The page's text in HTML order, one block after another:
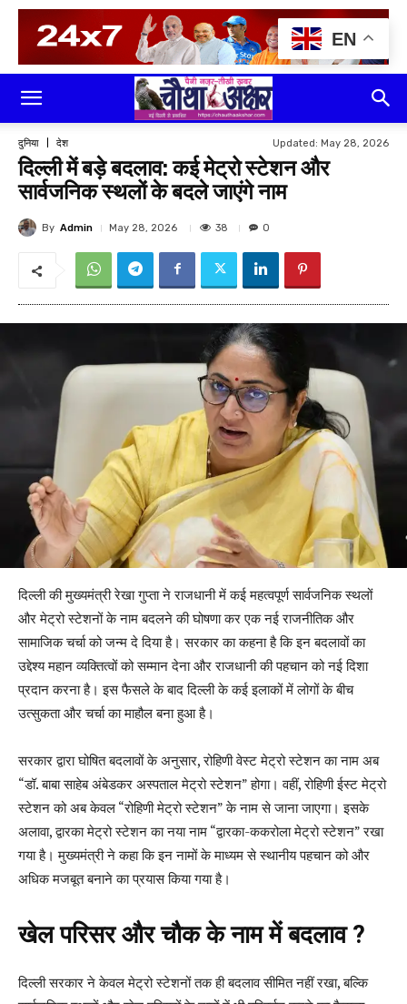
दुनिया देश Updated: May 28, 2026
दिल्ली में बड़े बदलाव: कई मेट्रो स्टेशन और
सार्वजनिक स्थलों के बदले जाएंगे नाम
By Admin May 28, 2026 38 0
दिल्ली की मुख्यमंत्री रेखा गुप्ता ने राजधानी में कई महत्वपूर्ण सार्वजनिक स्थलों
और मेट्रो स्टेशनों के नाम बदलने की घोषणा कर एक नई राजनीतिक और
सामाजिक चर्चा को जन्म दे दिया है। सरकार का कहना है कि इन बदलावों का
उद्देश्य महान व्यक्तित्वों को सम्मान देना और राजधानी की पहचान को नई दिशा
प्रदान करना है। इस फैसले के बाद दिल्ली के कई इलाकों में लोगों के बीच
उत्सुकता और चर्चा का माहौल बना हुआ है।
सरकार द्वारा घोषित बदलावों के अनुसार, रोहिणी वेस्ट मेट्रो स्टेशन का नाम अब
“डॉ. बाबा साहेब अंबेडकर अस्पताल मेट्रो स्टेशन” होगा। वहीं, रोहिणी ईस्ट मेट्रो
स्टेशन को अब केवल “रोहिणी मेट्रो स्टेशन” के नाम से जाना जाएगा। इसके
अलावा, द्वारका मेट्रो स्टेशन का नया नाम “द्वारका-ककरोला मेट्रो स्टेशन” रखा
गया है। मुख्यमंत्री ने कहा कि इन नामों के माध्यम से स्थानीय पहचान को और
अधिक मजबूत बनाने का प्रयास किया गया है।
खेल परिसर और चौक के नाम में बदलाव ?
दिल्ली सरकार ने केवल मेट्रो स्टेशनों तक ही बदलाव सीमित नहीं रखा, बल्कि
EN